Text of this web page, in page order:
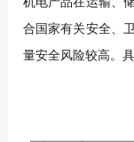
合国家有关安全、
量安全风险较高。